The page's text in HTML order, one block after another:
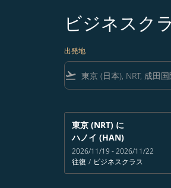
ビジネスク
出発地
flight_takeoff
東京 (NRT) に
ハノイ (HAN)
2026/11/19 - 2026/11/22
往復 / ビジネスクラス